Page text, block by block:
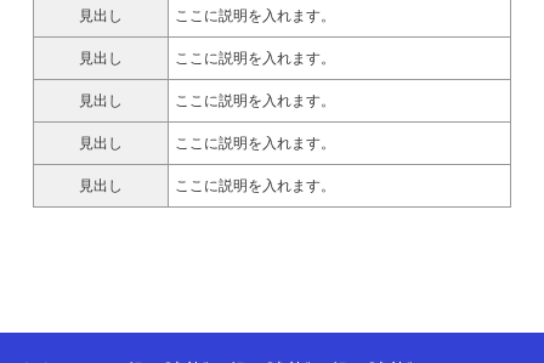
見出し ここに説明を入れます。
見出し ここに説明を入れます。
見出し ここに説明を入れます。
見出し ここに説明を入れます。
見出し ここに説明を入れます。